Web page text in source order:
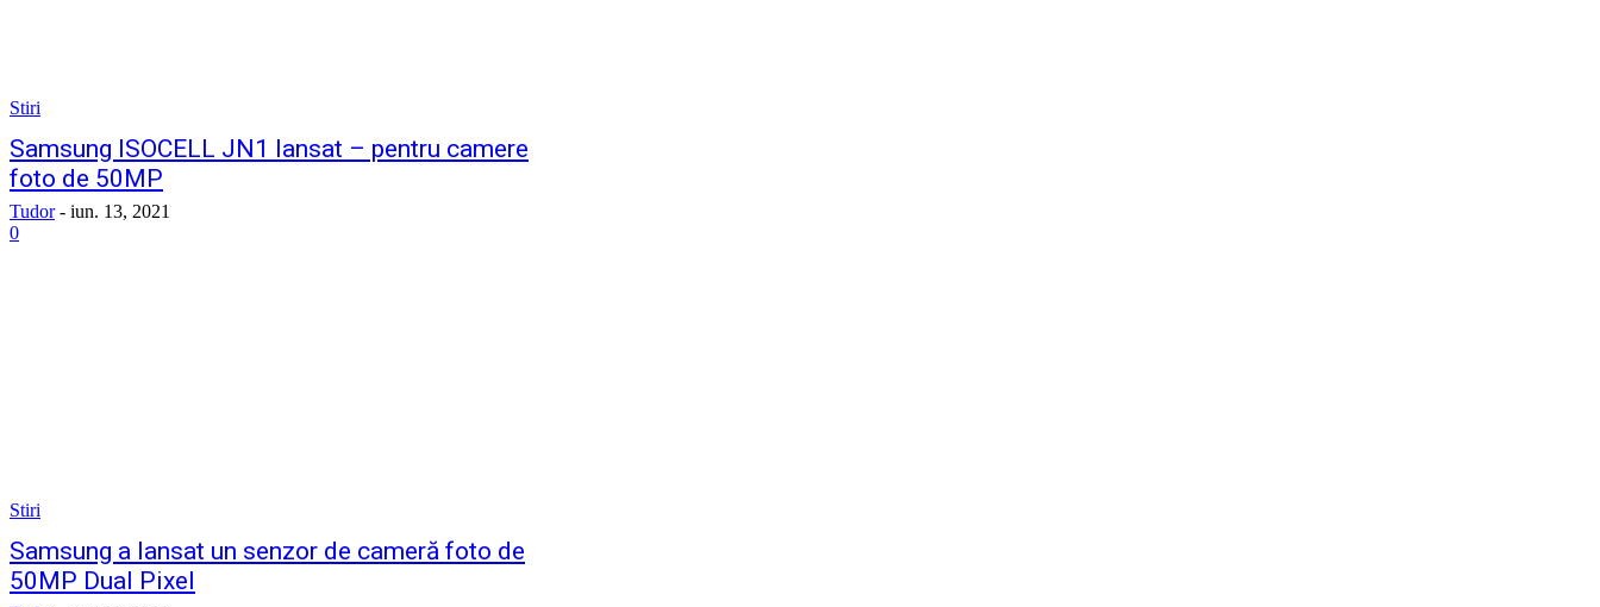
Stiri
Samsung ISOCELL JN1 lansat – pentru camere
foto de 50MP
Tudor - iun. 13, 2021
0
Stiri
Samsung a lansat un senzor de cameră foto de
50MP Dual Pixel